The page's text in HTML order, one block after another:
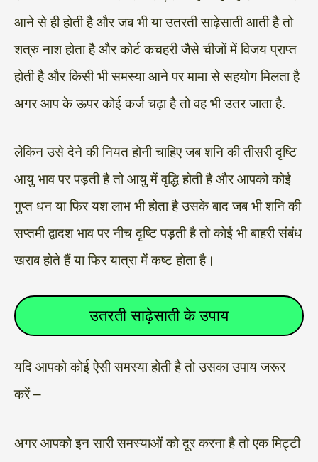
आने से ही होती है और जब भी या उतरती साढ़ेसाती आती है तो
शत्रु नाश होता है और कोर्ट कचहरी जैसे चीजों में विजय प्राप्त
होती है और किसी भी समस्या आने पर मामा से सहयोग मिलता है
अगर आप के ऊपर कोई कर्ज चढ़ा है तो वह भी उतर जाता है.
लेकिन उसे देने की नियत होनी चाहिए जब शनि की तीसरी दृष्टि
आयु भाव पर पड़ती है तो आयु में वृद्धि होती है और आपको कोई
गुप्त धन या फिर यश लाभ भी होता है उसके बाद जब भी शनि की
सप्तमी द्वादश भाव पर नीच दृष्टि पड़ती है तो कोई भी बाहरी संबंध
खराब होते हैं या फिर यात्रा में कष्ट होता है।
उतरती साढ़ेसाती के उपाय
यदि आपको कोई ऐसी समस्या होती है तो उसका उपाय जरूर
करें –
अगर आपको इन सारी समस्याओं को दूर करना है तो एक मिट्टी